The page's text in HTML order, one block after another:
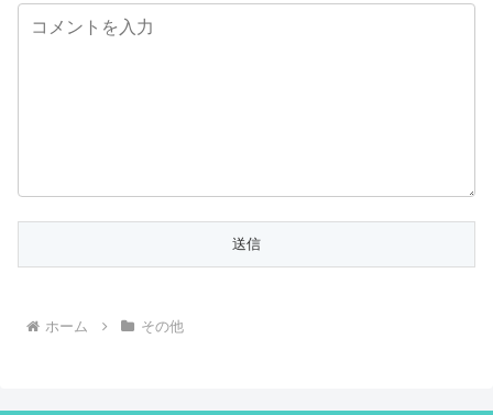
ホーム その他